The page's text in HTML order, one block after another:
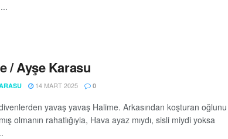
/ Ayşe Karasu
14 MART 2025 0
yavaş yavaş Halime. Arkasından koşturan oğlunu
olmanın rahatlığıyla, Hava ayaz mıydı, sisli miydi yoksa